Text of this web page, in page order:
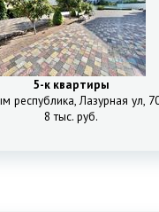
Мытищи, Тайнинка
5-к квартиры
республика, Лазурная ул,
8 тыс. руб.